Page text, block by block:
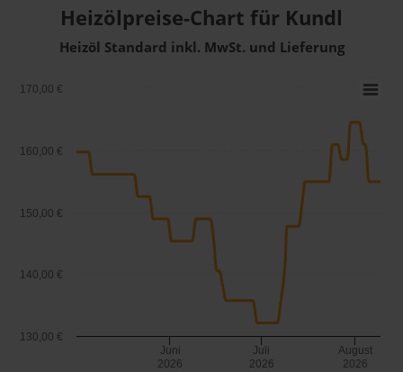
Heizölpreise-Chart für Kundl
Heizöl Standard inkl. MwSt. und Lieferung
Juni
2026
Juli
2026
August
2026
130,00 €
140,00 €
150,00 €
160,00 €
170,00 €